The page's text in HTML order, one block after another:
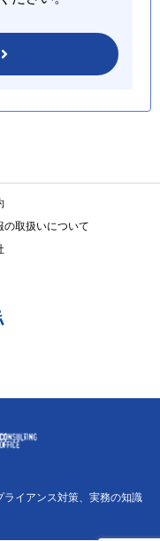
の取扱いについて
イアンス対策、実務の知識